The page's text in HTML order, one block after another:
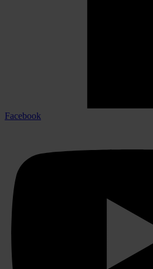
Facebook